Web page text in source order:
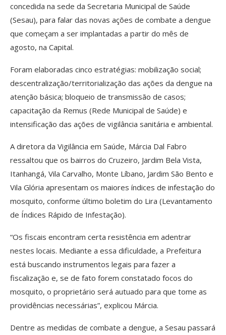
concedida na sede da Secretaria Municipal de Saúde
(Sesau), para falar das novas ações de combate a dengue
que começam a ser implantadas a partir do mês de
agosto, na Capital.
Foram elaboradas cinco estratégias: mobilização social;
descentralização/territorialização das ações da dengue na
atenção básica; bloqueio de transmissão de casos;
capacitação da Remus (Rede Municipal de Saúde) e
intensificação das ações de vigilância sanitária e ambiental.
A diretora da Vigilância em Saúde, Márcia Dal Fabro
ressaltou que os bairros do Cruzeiro, Jardim Bela Vista,
Itanhangá, Vila Carvalho, Monte Líbano, Jardim São Bento e
Vila Glória apresentam os maiores índices de infestação do
mosquito, conforme último boletim do Lira (Levantamento
de Índices Rápido de Infestação).
“Os fiscais encontram certa resistência em adentrar
nestes locais. Mediante a essa dificuldade, a Prefeitura
está buscando instrumentos legais para fazer a
fiscalização e, se de fato forem constatado focos do
mosquito, o proprietário será autuado para que tome as
providências necessárias”, explicou Márcia.
Dentre as medidas de combate a dengue, a Sesau passará